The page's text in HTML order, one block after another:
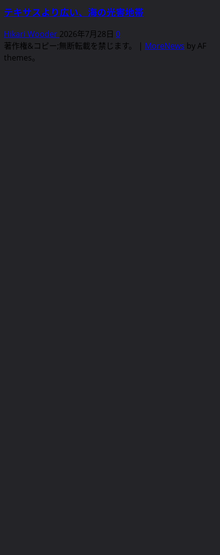
さ
ら
に
読
テキサスより広い、海の光害地帯
Hikari Wooder 2026年7月28日 0
著作権&コピー;無断転載を禁じます。
| MoreNews by AF
themes。